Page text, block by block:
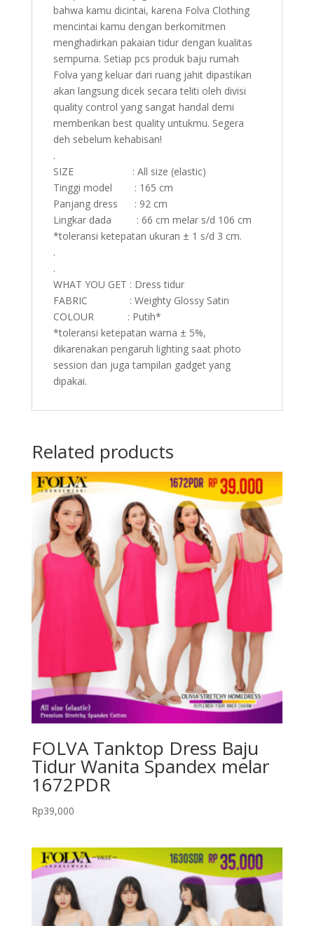
bahwa kamu dicintai, karena Folva Clothing
mencintai kamu dengan berkomitmen
menghadirkan pakaian tidur dengan kualitas
sempurna. Setiap pcs produk baju rumah
Folva yang keluar dari ruang jahit dipastikan
akan langsung dicek secara teliti oleh divisi
quality control yang sangat handal demi
memberikan best quality untukmu. Segera
deh sebelum kehabisan!
.
SIZE : All size (elastic)
Tinggi model : 165 cm
Panjang dress : 92 cm
Lingkar dada : 66 cm melar s/d 106 cm
*toleransi ketepatan ukuran ± 1 s/d 3 cm.
.
.
WHAT YOU GET : Dress tidur
FABRIC : Weighty Glossy Satin
COLOUR : Putih*
*toleransi ketepatan warna ± 5%,
dikarenakan pengaruh lighting saat photo
session dan juga tampilan gadget yang
dipakai.
Related products
FOLVA Tanktop Dress Baju
Tidur Wanita Spandex melar
1672PDR
Rp39,000